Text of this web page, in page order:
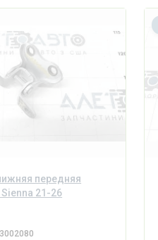
передняя
21-26